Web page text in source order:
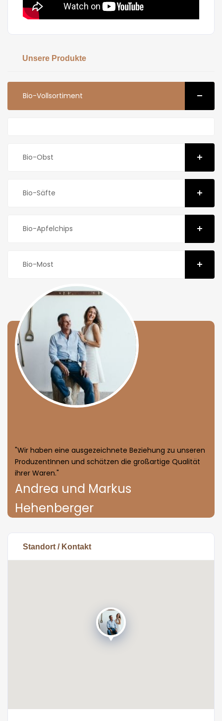
Unsere Produkte
Bio-Vollsortiment
Bio-Obst
Bio-Säfte
Bio-Apfelchips
Bio-Most
"Wir haben eine ausgezeichnete Beziehung zu unseren
ProduzentInnen und schätzen die großartige Qualität
ihrer Waren."
Andrea und Markus
Hehenberger
Standort / Kontakt